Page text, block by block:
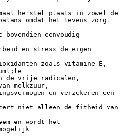
herstel plaats in zowel de
omdat het tevens zorgt
eenvoudig
en stress de eigen
zoals vitamine E,
de vrije radicalen,
melkzuur,
en verzekeren een
niet alleen de fitheid van
en wordt het